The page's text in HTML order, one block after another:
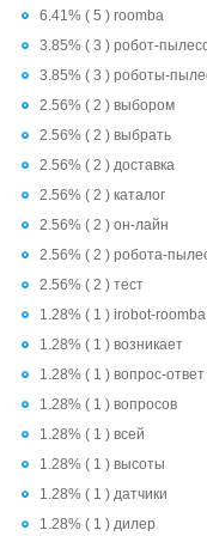
6.41% ( 5 ) roomba
3.85% ( 3 ) робот-
3.85% ( 3 ) роботы-
2.56% ( 2 ) выбором
2.56% ( 2 ) выбрать
2.56% ( 2 ) доставка
2.56% ( 2 ) каталог
2.56% ( 2 ) он-лайн
2.56% ( 2 ) робота-
2.56% ( 2 ) тест
1.28% ( 1 ) irobot-roomba
1.28% ( 1 ) возникает
1.28% ( 1 ) вопрос-ответ
1.28% ( 1 ) вопросов
1.28% ( 1 ) всей
1.28% ( 1 ) высоты
1.28% ( 1 ) датчики
1.28% ( 1 ) дилер